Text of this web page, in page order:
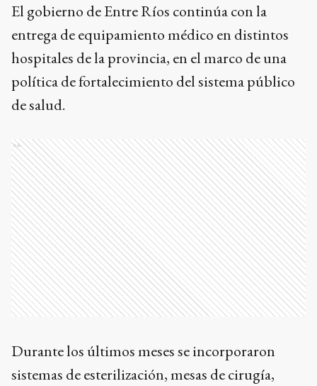
El gobierno de Entre Ríos continúa con la
entrega de equipamiento médico en distintos
hospitales de la provincia, en el marco de una
política de fortalecimiento del sistema público
de salud.
Ads
Durante los últimos meses se incorporaron
sistemas de esterilización, mesas de cirugía,